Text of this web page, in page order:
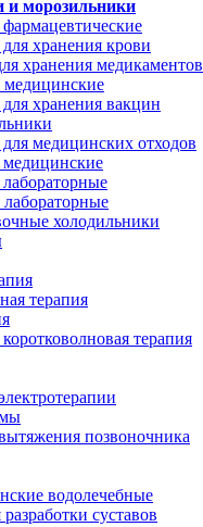
и морозильники
хранения крови
хранения медикаментов
хранения вакцин
медицинских отходов
холодильники
терапия
терапия
позвоночника
водолечебные
суставов